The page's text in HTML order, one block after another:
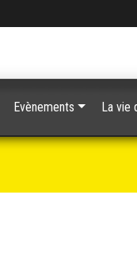
Evènements La vie